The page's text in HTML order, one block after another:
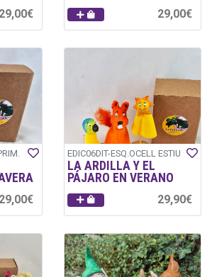
29,00€ 29,00€
29,00€
EDIC06DIT-ESQ.OCELL ESTIU
LA ARDILLA Y EL
PÁJARO EN VERANO
29,90€